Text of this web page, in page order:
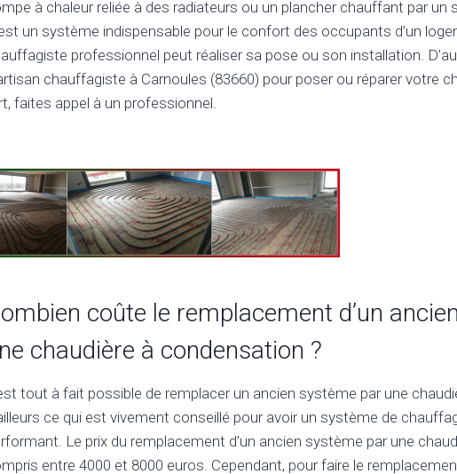
à chaleur reliée à des radiateurs ou un plancher chauffant par un
un système indispensable pour le confort des occupants d’un
professionnel peut réaliser sa pose ou son installation.
chauffagiste à Carnoules (83660) pour poser ou réparer votre
faites appel à un professionnel.
coûte le remplacement d’un
chaudière à condensation ?
tout à fait possible de remplacer un ancien système par une
ce qui est vivement conseillé pour avoir un système de
Le prix du remplacement d’un ancien système par une
entre 4000 et 8000 euros. Cependant, pour faire le